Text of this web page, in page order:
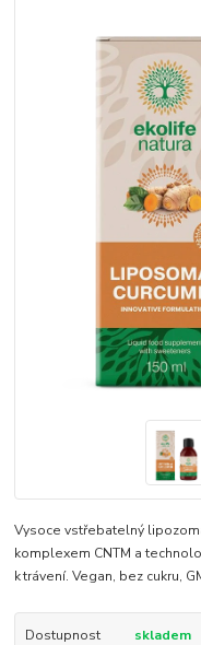
Vysoce vstřebatelný
komplexem CNTM a
k trávení. Vegan, bez cukru,
Dostupnost
skladem